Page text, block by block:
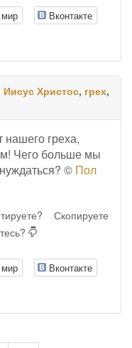
Вконтакте
Иисус Христос, грех,
греха,
Чего больше мы
© Пол
Скопируете
Вконтакте